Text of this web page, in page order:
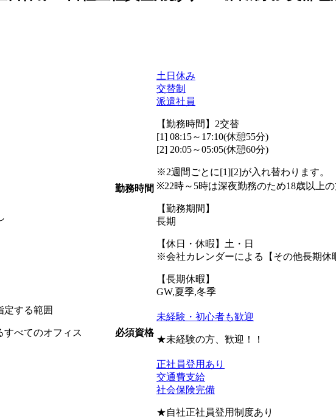
定する範囲
すべてのオフィス
勤務時間
土日休み
交替制
派遣社員
【勤務時間】2交替
[1] 08:15～17:10(休憩55分)
[2] 20:05～05:05(休憩60分)
※2週間ごとに[1][2]が入れ替わります。
※22時～5時は深夜勤務のため18歳以上の
【勤務期間】
長期
【休日・休暇】土・日
※会社カレンダーによる【その他長期休
【長期休暇】
GW,夏季,冬季
必須資格
未経験・初心者も歓迎
★未経験の方、歓迎！！
正社員登用あり
交通費支給
社会保険完備
★自社正社員登用制度あり